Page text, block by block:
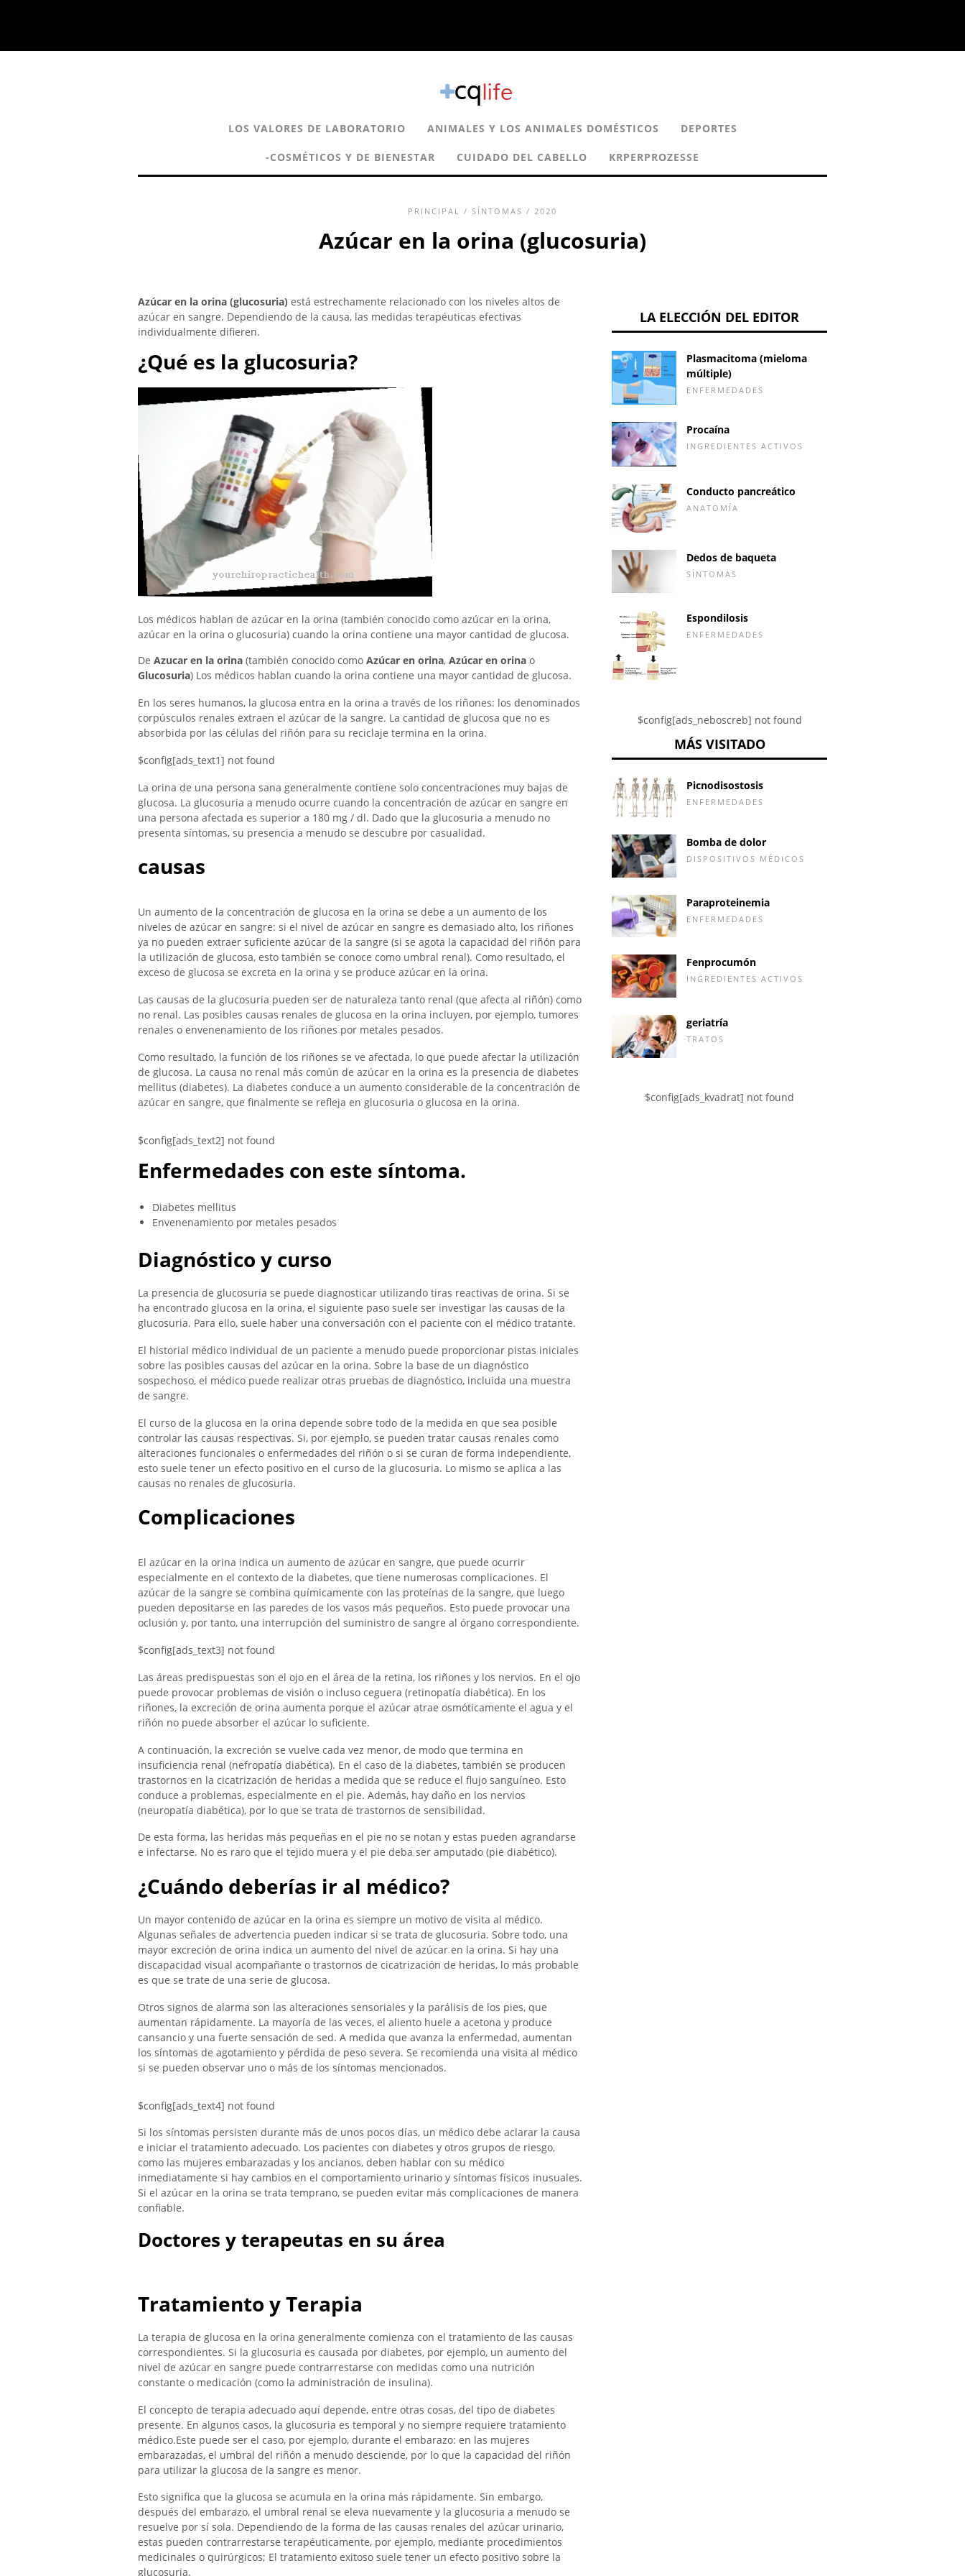
LOS VALORES DE LABORATORIO ANIMALES Y LOS ANIMALES DOMÉSTICOS DEPORTES
-COSMÉTICOS Y DE BIENESTAR CUIDADO DEL CABELLO KRPERPROZESSE
PRINCIPAL / SÍNTOMAS / 2020
Azúcar en la orina (glucosuria)
Azúcar en la orina (glucosuria) está estrechamente relacionado con los niveles altos de
azúcar en sangre. Dependiendo de la causa, las medidas terapéuticas efectivas
individualmente difieren.
¿Qué es la glucosuria?
Los médicos hablan de azúcar en la orina (también conocido como azúcar en la orina,
azúcar en la orina o glucosuria) cuando la orina contiene una mayor cantidad de glucosa.
De Azucar en la orina (también conocido como Azúcar en orina, Azúcar en orina o
Glucosuria) Los médicos hablan cuando la orina contiene una mayor cantidad de glucosa.
En los seres humanos, la glucosa entra en la orina a través de los riñones: los denominados
corpúsculos renales extraen el azúcar de la sangre. La cantidad de glucosa que no es
absorbida por las células del riñón para su reciclaje termina en la orina.
$config[ads_text1] not found
La orina de una persona sana generalmente contiene solo concentraciones muy bajas de
glucosa. La glucosuria a menudo ocurre cuando la concentración de azúcar en sangre en
una persona afectada es superior a 180 mg / dl. Dado que la glucosuria a menudo no
presenta síntomas, su presencia a menudo se descubre por casualidad.
causas
Un aumento de la concentración de glucosa en la orina se debe a un aumento de los
niveles de azúcar en sangre: si el nivel de azúcar en sangre es demasiado alto, los riñones
ya no pueden extraer suficiente azúcar de la sangre (si se agota la capacidad del riñón para
la utilización de glucosa, esto también se conoce como umbral renal). Como resultado, el
exceso de glucosa se excreta en la orina y se produce azúcar en la orina.
Las causas de la glucosuria pueden ser de naturaleza tanto renal (que afecta al riñón) como
no renal. Las posibles causas renales de glucosa en la orina incluyen, por ejemplo, tumores
renales o envenenamiento de los riñones por metales pesados.
Como resultado, la función de los riñones se ve afectada, lo que puede afectar la utilización
de glucosa. La causa no renal más común de azúcar en la orina es la presencia de diabetes
mellitus (diabetes). La diabetes conduce a un aumento considerable de la concentración de
azúcar en sangre, que finalmente se refleja en glucosuria o glucosa en la orina.
$config[ads_text2] not found
Enfermedades con este síntoma.
Diabetes mellitus
Envenenamiento por metales pesados
Diagnóstico y curso
La presencia de glucosuria se puede diagnosticar utilizando tiras reactivas de orina. Si se
ha encontrado glucosa en la orina, el siguiente paso suele ser investigar las causas de la
glucosuria. Para ello, suele haber una conversación con el paciente con el médico tratante.
El historial médico individual de un paciente a menudo puede proporcionar pistas iniciales
sobre las posibles causas del azúcar en la orina. Sobre la base de un diagnóstico
sospechoso, el médico puede realizar otras pruebas de diagnóstico, incluida una muestra
de sangre.
El curso de la glucosa en la orina depende sobre todo de la medida en que sea posible
controlar las causas respectivas. Si, por ejemplo, se pueden tratar causas renales como
alteraciones funcionales o enfermedades del riñón o si se curan de forma independiente,
esto suele tener un efecto positivo en el curso de la glucosuria. Lo mismo se aplica a las
causas no renales de glucosuria.
Complicaciones
El azúcar en la orina indica un aumento de azúcar en sangre, que puede ocurrir
especialmente en el contexto de la diabetes, que tiene numerosas complicaciones. El
azúcar de la sangre se combina químicamente con las proteínas de la sangre, que luego
pueden depositarse en las paredes de los vasos más pequeños. Esto puede provocar una
oclusión y, por tanto, una interrupción del suministro de sangre al órgano correspondiente.
$config[ads_text3] not found
Las áreas predispuestas son el ojo en el área de la retina, los riñones y los nervios. En el ojo
puede provocar problemas de visión o incluso ceguera (retinopatía diabética). En los
riñones, la excreción de orina aumenta porque el azúcar atrae osmóticamente el agua y el
riñón no puede absorber el azúcar lo suficiente.
A continuación, la excreción se vuelve cada vez menor, de modo que termina en
insuficiencia renal (nefropatía diabética). En el caso de la diabetes, también se producen
trastornos en la cicatrización de heridas a medida que se reduce el flujo sanguíneo. Esto
conduce a problemas, especialmente en el pie. Además, hay daño en los nervios
(neuropatía diabética), por lo que se trata de trastornos de sensibilidad.
De esta forma, las heridas más pequeñas en el pie no se notan y estas pueden agrandarse
e infectarse. No es raro que el tejido muera y el pie deba ser amputado (pie diabético).
¿Cuándo deberías ir al médico?
Un mayor contenido de azúcar en la orina es siempre un motivo de visita al médico.
Algunas señales de advertencia pueden indicar si se trata de glucosuria. Sobre todo, una
mayor excreción de orina indica un aumento del nivel de azúcar en la orina. Si hay una
discapacidad visual acompañante o trastornos de cicatrización de heridas, lo más probable
es que se trate de una serie de glucosa.
Otros signos de alarma son las alteraciones sensoriales y la parálisis de los pies, que
aumentan rápidamente. La mayoría de las veces, el aliento huele a acetona y produce
cansancio y una fuerte sensación de sed. A medida que avanza la enfermedad, aumentan
los síntomas de agotamiento y pérdida de peso severa. Se recomienda una visita al médico
si se pueden observar uno o más de los síntomas mencionados.
$config[ads_text4] not found
Si los síntomas persisten durante más de unos pocos días, un médico debe aclarar la causa
e iniciar el tratamiento adecuado. Los pacientes con diabetes y otros grupos de riesgo,
como las mujeres embarazadas y los ancianos, deben hablar con su médico
inmediatamente si hay cambios en el comportamiento urinario y síntomas físicos inusuales.
Si el azúcar en la orina se trata temprano, se pueden evitar más complicaciones de manera
confiable.
Doctores y terapeutas en su área
Tratamiento y Terapia
La terapia de glucosa en la orina generalmente comienza con el tratamiento de las causas
correspondientes. Si la glucosuria es causada por diabetes, por ejemplo, un aumento del
nivel de azúcar en sangre puede contrarrestarse con medidas como una nutrición
constante o medicación (como la administración de insulina).
El concepto de terapia adecuado aquí depende, entre otras cosas, del tipo de diabetes
presente. En algunos casos, la glucosuria es temporal y no siempre requiere tratamiento
médico.Este puede ser el caso, por ejemplo, durante el embarazo: en las mujeres
embarazadas, el umbral del riñón a menudo desciende, por lo que la capacidad del riñón
para utilizar la glucosa de la sangre es menor.
Esto significa que la glucosa se acumula en la orina más rápidamente. Sin embargo,
después del embarazo, el umbral renal se eleva nuevamente y la glucosuria a menudo se
resuelve por sí sola. Dependiendo de la forma de las causas renales del azúcar urinario,
estas pueden contrarrestarse terapéuticamente, por ejemplo, mediante procedimientos
medicinales o quirúrgicos; El tratamiento exitoso suele tener un efecto positivo sobre la
glucosuria.
LA ELECCIÓN DEL EDITOR
Plasmacitoma (mieloma
múltiple)
ENFERMEDADES
Procaína
INGREDIENTES ACTIVOS
Conducto pancreático
ANATOMÍA
Dedos de baqueta
SÍNTOMAS
Espondilosis
ENFERMEDADES
$config[ads_neboscreb] not found
MÁS VISITADO
Picnodisostosis
ENFERMEDADES
Bomba de dolor
DISPOSITIVOS MÉDICOS
Paraproteinemia
ENFERMEDADES
Fenprocumón
INGREDIENTES ACTIVOS
geriatría
TRATOS
$config[ads_kvadrat] not found